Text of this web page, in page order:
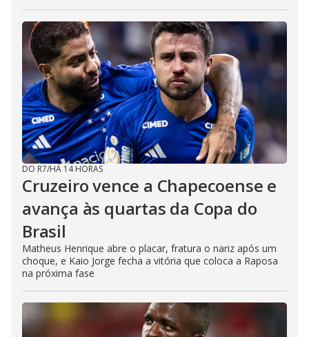
DO R7/HÁ 14 HORAS
Cruzeiro vence a Chapecoense e
avança às quartas da Copa do
Brasil
Matheus Henrique abre o placar, fratura o nariz após um
choque, e Kaio Jorge fecha a vitória que coloca a Raposa
na próxima fase